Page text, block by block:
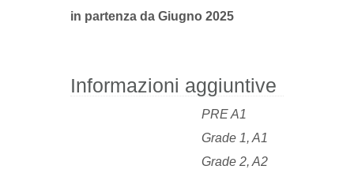
in partenza da Giugno 2025
Informazioni aggiuntive
PRE A1
Grade 1, A1
Grade 2, A2